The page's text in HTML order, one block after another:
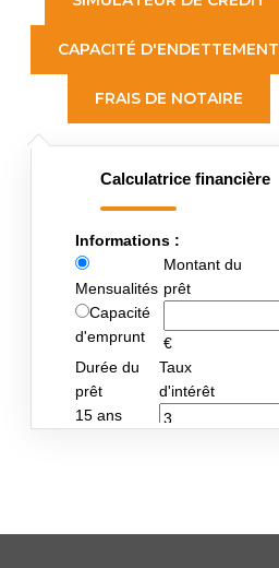
CAPACITÉ D'ENDETTEMENT
FRAIS DE NOTAIRE